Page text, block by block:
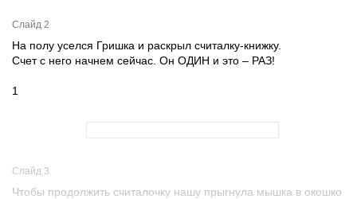
Слайд 2
На полу уселся Гришка и раскрыл считалку-книжку.
Счет с него начнем сейчас. Он ОДИН и это – РАЗ!
1
Слайд 3
Чтобы продолжить считалочку нашу прыгнула мышка в окошко